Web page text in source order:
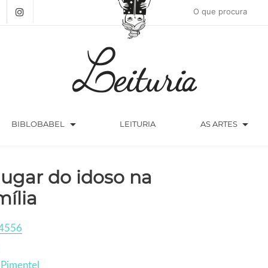
BIBLOBABEL arrow_drop_down LEITURIA AS ARTES arrow_drop_down
do idoso na